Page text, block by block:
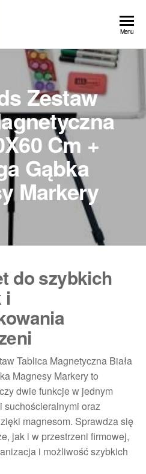
Menu
Zestaw
Cm +
Gąbka
Markery
do szybkich
i
Tablica Magnetyczna Biała
Magnesy Markery to
dwie funkcje w jednym
suchościeralnymi oraz
magnesom. Sprawdza się
jak i w przestrzeni firmowej,
i możliwość szybkich